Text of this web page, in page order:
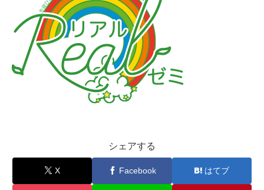
シェアする
X Facebook はてブ